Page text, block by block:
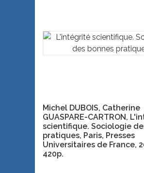
Michel DUBOIS, Catherine
GUASPARE-CARTRON,
scientifique. Sociologie
pratiques, Paris, Presses
Universitaires de France,
420p.